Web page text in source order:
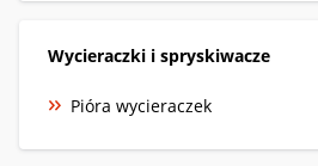
Wycieraczki i spryskiwacze
Pióra wycieraczek